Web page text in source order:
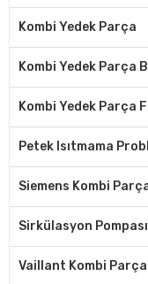
Kombi Yedek Parça
Kombi Yedek Parça
Kombi Yedek Parça
Petek Isıtmama
Siemens Kombi
Sirkülasyon
Vaillant Kombi